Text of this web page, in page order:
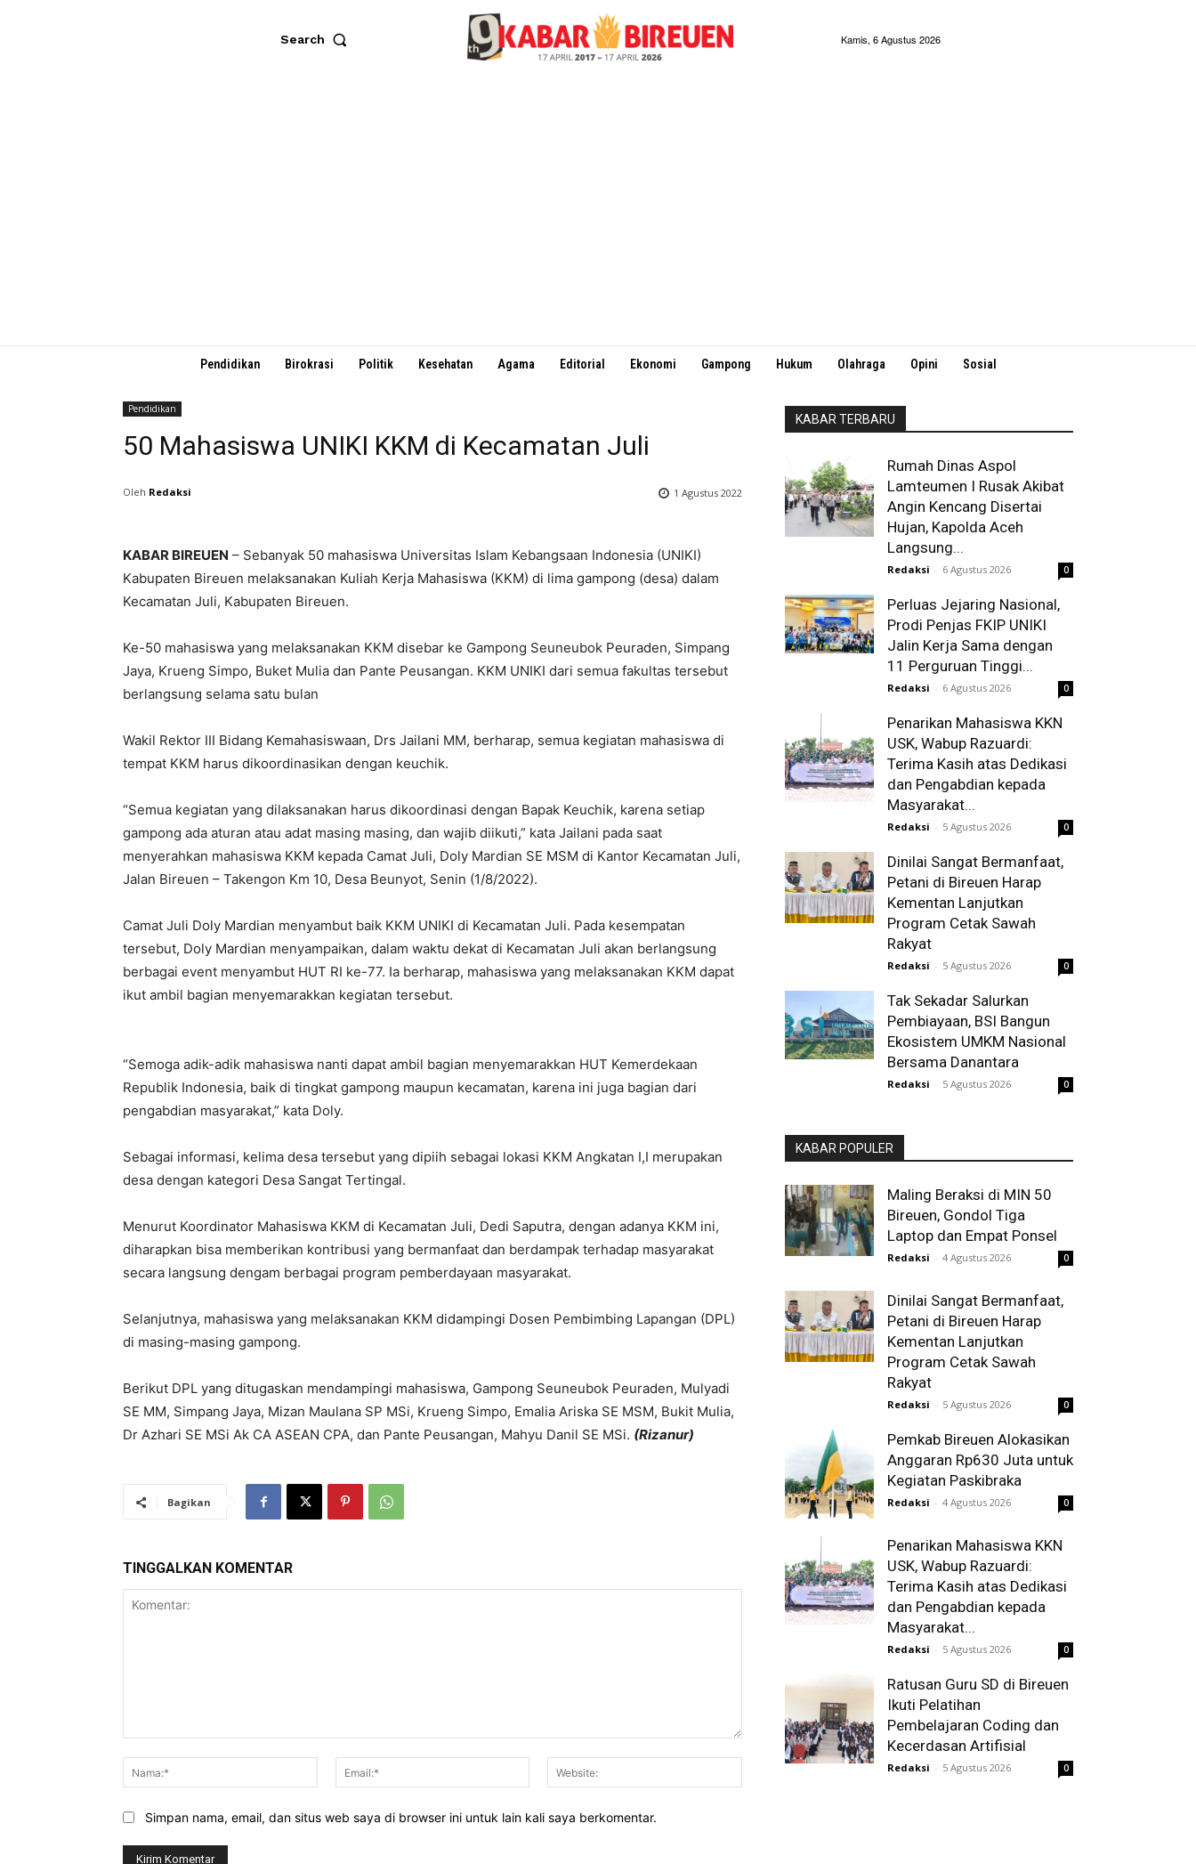
Search Kamis, 6 Agustus 2026
Pendidikan Birokrasi Politik Kesehatan Agama Editorial Ekonomi Gampong Hukum Olahraga Opini Sosial
Pendidikan
50 Mahasiswa UNIKI KKM di Kecamatan Juli
Oleh Redaksi 1 Agustus 2022
KABAR BIREUEN – Sebanyak 50 mahasiswa Universitas Islam Kebangsaan Indonesia (UNIKI)
Kabupaten Bireuen melaksanakan Kuliah Kerja Mahasiswa (KKM) di lima gampong (desa) dalam
Kecamatan Juli, Kabupaten Bireuen.
Ke-50 mahasiswa yang melaksanakan KKM disebar ke Gampong Seuneubok Peuraden, Simpang
Jaya, Krueng Simpo, Buket Mulia dan Pante Peusangan. KKM UNIKI dari semua fakultas tersebut
berlangsung selama satu bulan
Wakil Rektor III Bidang Kemahasiswaan, Drs Jailani MM, berharap, semua kegiatan mahasiswa di
tempat KKM harus dikoordinasikan dengan keuchik.
“Semua kegiatan yang dilaksanakan harus dikoordinasi dengan Bapak Keuchik, karena setiap
gampong ada aturan atau adat masing masing, dan wajib diikuti,” kata Jailani pada saat
menyerahkan mahasiswa KKM kepada Camat Juli, Doly Mardian SE MSM di Kantor Kecamatan Juli,
Jalan Bireuen – Takengon Km 10, Desa Beunyot, Senin (1/8/2022).
Camat Juli Doly Mardian menyambut baik KKM UNIKI di Kecamatan Juli. Pada kesempatan
tersebut, Doly Mardian menyampaikan, dalam waktu dekat di Kecamatan Juli akan berlangsung
berbagai event menyambut HUT RI ke-77. Ia berharap, mahasiswa yang melaksanakan KKM dapat
ikut ambil bagian menyemarakkan kegiatan tersebut.
“Semoga adik-adik mahasiswa nanti dapat ambil bagian menyemarakkan HUT Kemerdekaan
Republik Indonesia, baik di tingkat gampong maupun kecamatan, karena ini juga bagian dari
pengabdian masyarakat,” kata Doly.
Sebagai informasi, kelima desa tersebut yang dipiih sebagai lokasi KKM Angkatan I,I merupakan
desa dengan kategori Desa Sangat Tertingal.
Menurut Koordinator Mahasiswa KKM di Kecamatan Juli, Dedi Saputra, dengan adanya KKM ini,
diharapkan bisa memberikan kontribusi yang bermanfaat dan berdampak terhadap masyarakat
secara langsung dengam berbagai program pemberdayaan masyarakat.
Selanjutnya, mahasiswa yang melaksanakan KKM didampingi Dosen Pembimbing Lapangan (DPL)
di masing-masing gampong.
Berikut DPL yang ditugaskan mendampingi mahasiswa, Gampong Seuneubok Peuraden, Mulyadi
SE MM, Simpang Jaya, Mizan Maulana SP MSi, Krueng Simpo, Emalia Ariska SE MSM, Bukit Mulia,
Dr Azhari SE MSi Ak CA ASEAN CPA, dan Pante Peusangan, Mahyu Danil SE MSi. (Rizanur)
Bagikan
TINGGALKAN KOMENTAR
Nama:*
Email:* Website:
Simpan nama, email, dan situs web saya di browser ini untuk lain kali saya berkomentar.
KABAR TERBARU
Rumah Dinas Aspol
Lamteumen I Rusak Akibat
Angin Kencang Disertai
Hujan, Kapolda Aceh
Langsung...
Redaksi - 6 Agustus 2026 0
Perluas Jejaring Nasional,
Prodi Penjas FKIP UNIKI
Jalin Kerja Sama dengan
11 Perguruan Tinggi...
Redaksi - 6 Agustus 2026 0
Penarikan Mahasiswa KKN
USK, Wabup Razuardi:
Terima Kasih atas Dedikasi
dan Pengabdian kepada
Masyarakat...
Redaksi - 5 Agustus 2026 0
Dinilai Sangat Bermanfaat,
Petani di Bireuen Harap
Kementan Lanjutkan
Program Cetak Sawah
Rakyat
Redaksi - 5 Agustus 2026 0
Tak Sekadar Salurkan
Pembiayaan, BSI Bangun
Ekosistem UMKM Nasional
Bersama Danantara
Redaksi - 5 Agustus 2026 0
KABAR POPULER
Maling Beraksi di MIN 50
Bireuen, Gondol Tiga
Laptop dan Empat Ponsel
Redaksi - 4 Agustus 2026 0
Dinilai Sangat Bermanfaat,
Petani di Bireuen Harap
Kementan Lanjutkan
Program Cetak Sawah
Rakyat
Redaksi - 5 Agustus 2026 0
Pemkab Bireuen Alokasikan
Anggaran Rp630 Juta untuk
Kegiatan Paskibraka
Redaksi - 4 Agustus 2026 0
Penarikan Mahasiswa KKN
USK, Wabup Razuardi:
Terima Kasih atas Dedikasi
dan Pengabdian kepada
Masyarakat...
Redaksi - 5 Agustus 2026 0
Ratusan Guru SD di Bireuen
Ikuti Pelatihan
Pembelajaran Coding dan
Kecerdasan Artifisial
Redaksi - 5 Agustus 2026 0